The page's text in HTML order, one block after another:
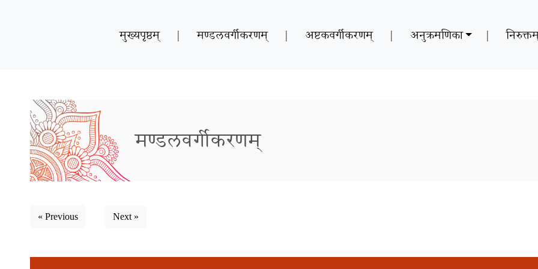
मुख्यपृष्ठम् | मण्डलवर्गीकरणम् | अष्टकवर्गीकरणम् | अनुक्रमणिका |
मण्डलवर्गीकरणम्
« Previous Next »